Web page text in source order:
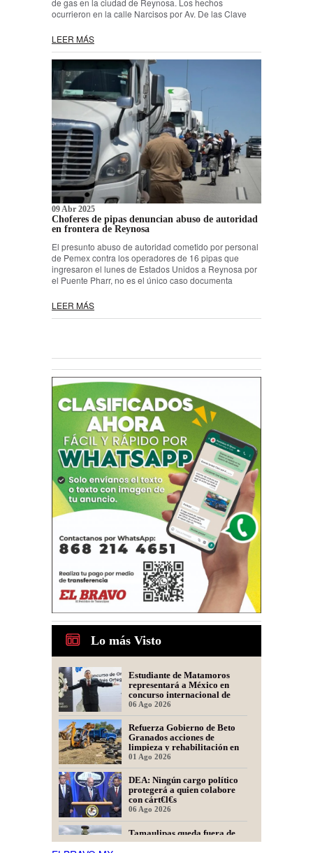
de gas en la ciudad de Reynosa. Los hechos
ocurrieron en la calle Narcisos por Av. De las Clave
LEER MÁS
09 Abr 2025
Choferes de pipas denuncian abuso de autoridad
en frontera de Reynosa
El presunto abuso de autoridad cometido por personal
de Pemex contra los operadores de 16 pipas que
ingresaron el lunes de Estados Unidos a Reynosa por
el Puente Pharr, no es el único caso documenta
LEER MÁS
Lo más Visto
Estudiante de Matamoros
representará a México en
concurso internacional de
oratoria en Perú
06 Ago 2026
Refuerza Gobierno de Beto
Granados acciones de
limpieza y rehabilitación en
Los Presidentes
01 Ago 2026
DEA: Ningún cargo político
protegerá a quien colabore
con cárt€l€s
06 Ago 2026
Tamaulipas queda fuera de
recomendación para fracking